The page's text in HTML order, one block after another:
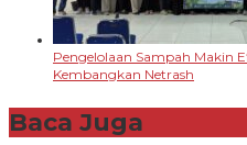
Pengelolaan Sampah Makin
Kembangkan Netrash
Baca Juga